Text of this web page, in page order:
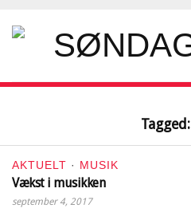
Tagged:
AKTUELT · MUSIK
Vækst i musikken
september 4, 2017